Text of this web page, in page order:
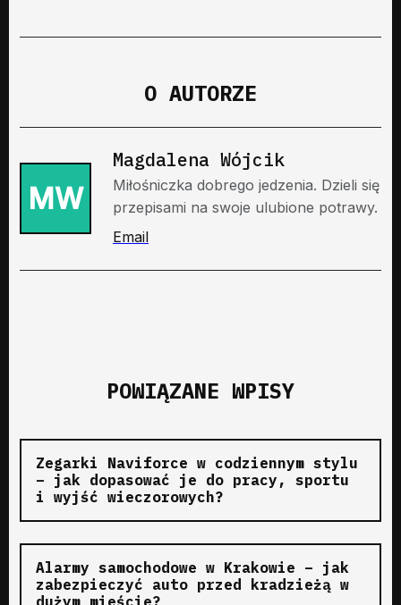
O AUTORZE
MW
Magdalena Wójcik
Miłośniczka dobrego jedzenia. Dzieli się
przepisami na swoje ulubione potrawy.
Email
POWIĄZANE WPISY
Zegarki Naviforce w codziennym stylu
– jak dopasować je do pracy, sportu
i wyjść wieczorowych?
Alarmy samochodowe w Krakowie – jak
zabezpieczyć auto przed kradzieżą w
dużym mieście?